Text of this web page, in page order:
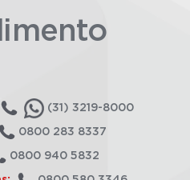
(31) 3219-8000
0800 283 8337
0800 940 5832